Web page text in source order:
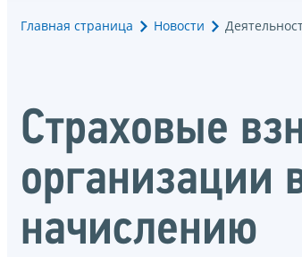
Главная страница Новости
Страховые
организации
начислению